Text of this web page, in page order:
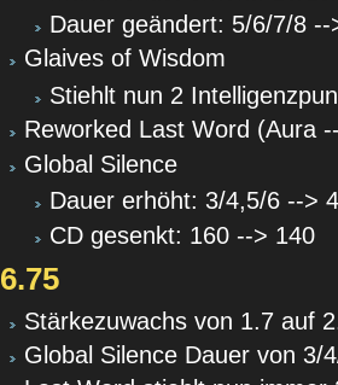
Dauer geändert: 5/6/7/8 --
Glaives of Wisdom
Stiehlt nun 2
Reworked Last Word (Aura
Global Silence
Dauer erhöht: 3/4,5/6 -->
CD gesenkt: 160 --> 140
6.75
Stärkezuwachs von 1.7 auf
Global Silence Dauer von 3/